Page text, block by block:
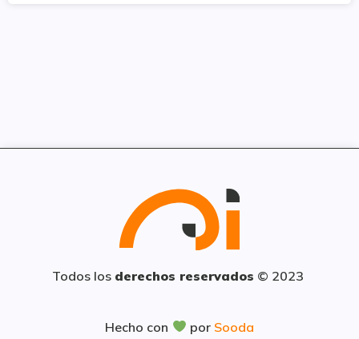
Todos los derechos reservados © 2023
Hecho con por Sooda